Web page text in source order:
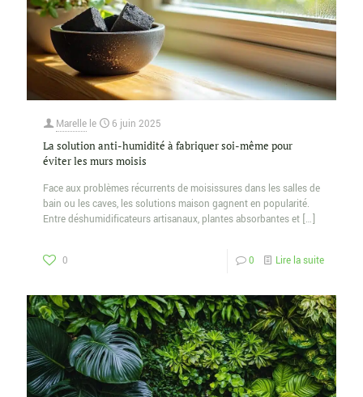
Marelle le 6 juin 2025
La solution anti-humidité à fabriquer soi-même pour
éviter les murs moisis
Face aux problèmes récurrents de moisissures dans les salles de
bain ou les caves, les solutions maison gagnent en popularité.
Entre déshumidificateurs artisanaux, plantes absorbantes et […]
0 0 Lire la suite